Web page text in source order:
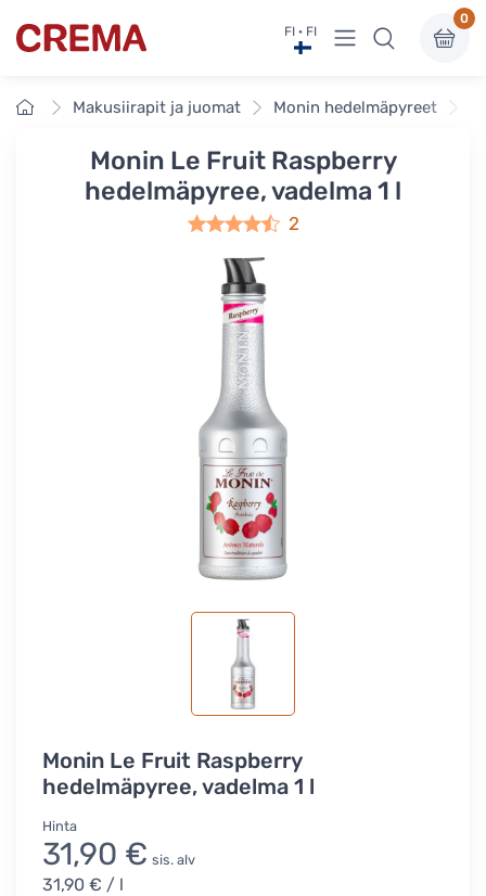
Crema FI · FI Näytä valikko
0
EtusivuMakusiirapit ja juomat Monin hedelmäpyreet
Monin Le Fruit Raspberry
hedelmäpyree, vadelma 1 l
2
Monin Le Fruit Raspberry
hedelmäpyree, vadelma 1 l
Hinta
31,90 € sis. alv
31,90 € / l